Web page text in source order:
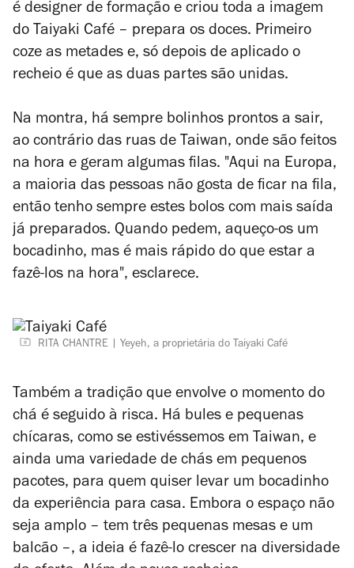
é designer de formação e criou toda a imagem
do Taiyaki Café – prepara os doces. Primeiro
coze as metades e, só depois de aplicado o
recheio é que as duas partes são unidas.
Na montra, há sempre bolinhos prontos a sair,
ao contrário das ruas de Taiwan, onde são feitos
na hora e geram algumas filas. "Aqui na Europa,
a maioria das pessoas não gosta de ficar na fila,
então tenho sempre estes bolos com mais saída
já preparados. Quando pedem, aqueço-os um
bocadinho, mas é mais rápido do que estar a
fazê-los na hora", esclarece.
RITA CHANTRE Yeyeh, a proprietária do Taiyaki Café
Também a tradição que envolve o momento do
chá é seguido à risca. Há bules e pequenas
chícaras, como se estivéssemos em Taiwan, e
ainda uma variedade de chás em pequenos
pacotes, para quem quiser levar um bocadinho
da experiência para casa. Embora o espaço não
seja amplo – tem três pequenas mesas e um
balcão –, a ideia é fazê-lo crescer na diversidade